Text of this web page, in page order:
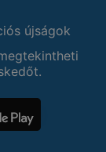
újságok